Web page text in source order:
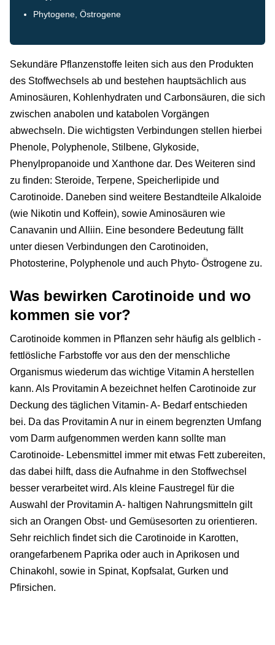
Phytogene, Östrogene
Sekundäre Pflanzenstoffe leiten sich aus den Produkten
des Stoffwechsels ab und bestehen hauptsächlich aus
Aminosäuren, Kohlenhydraten und Carbonsäuren, die sich
zwischen anabolen und katabolen Vorgängen
abwechseln. Die wichtigsten Verbindungen stellen hierbei
Phenole, Polyphenole, Stilbene, Glykoside,
Phenylpropanoide und Xanthone dar. Des Weiteren sind
zu finden: Steroide, Terpene, Speicherlipide und
Carotinoide. Daneben sind weitere Bestandteile Alkaloide
(wie Nikotin und Koffein), sowie Aminosäuren wie
Canavanin und Alliin. Eine besondere Bedeutung fällt
unter diesen Verbindungen den Carotinoiden,
Photosterine, Polyphenole und auch Phyto- Östrogene zu.
Was bewirken Carotinoide und wo
kommen sie vor?
Carotinoide kommen in Pflanzen sehr häufig als gelblich -
fettlösliche Farbstoffe vor aus den der menschliche
Organismus wiederum das wichtige Vitamin A herstellen
kann. Als Provitamin A bezeichnet helfen Carotinoide zur
Deckung des täglichen Vitamin- A- Bedarf entschieden
bei. Da das Provitamin A nur in einem begrenzten Umfang
vom Darm aufgenommen werden kann sollte man
Carotinoide- Lebensmittel immer mit etwas Fett zubereiten,
das dabei hilft, dass die Aufnahme in den Stoffwechsel
besser verarbeitet wird. Als kleine Faustregel für die
Auswahl der Provitamin A- haltigen Nahrungsmitteln gilt
sich an Orangen Obst- und Gemüsesorten zu orientieren.
Sehr reichlich findet sich die Carotinoide in Karotten,
orangefarbenem Paprika oder auch in Aprikosen und
Chinakohl, sowie in Spinat, Kopfsalat, Gurken und
Pfirsichen.